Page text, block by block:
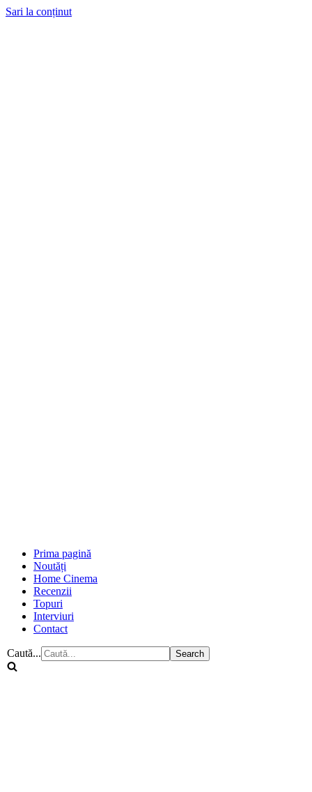
Sari la conținut
Prima pagină
Noutăți
Home Cinema
Recenzii
Topuri
Interviuri
Contact
Caută...